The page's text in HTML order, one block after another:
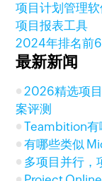
项目计划管理
项目报表工具
2024年排名前
最新新闻
2026精选项
案评测
Teambition有
有哪些类似
多项目并行，